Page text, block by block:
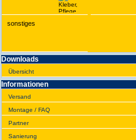
sonstiges
Downloads
Übersicht
Infor­ma­tionen
Versand
Montage / FAQ
Partner
Sanie­rung